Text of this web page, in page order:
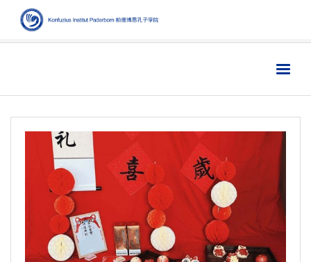
Institut学院
Aktuelles新闻
Sprache 语言
文化
Digitales数字媒体